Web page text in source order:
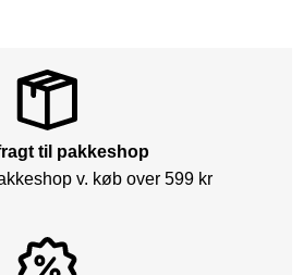
til pakkeshop
v. køb over 599 kr